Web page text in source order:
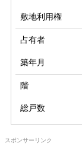
敷地利用権
占有者
築年月
階
総戸数
スポンサーリンク